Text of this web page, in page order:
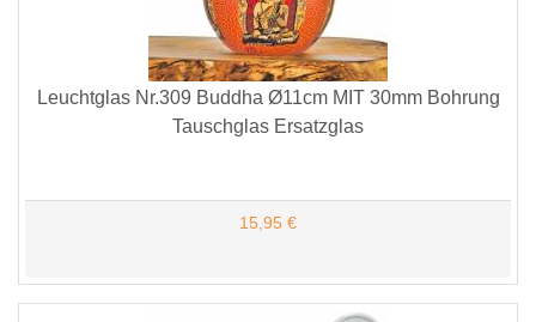
Leuchtglas Nr.309 Buddha Ø11cm MIT 30mm Bohrung
Tauschglas Ersatzglas
15,95 €